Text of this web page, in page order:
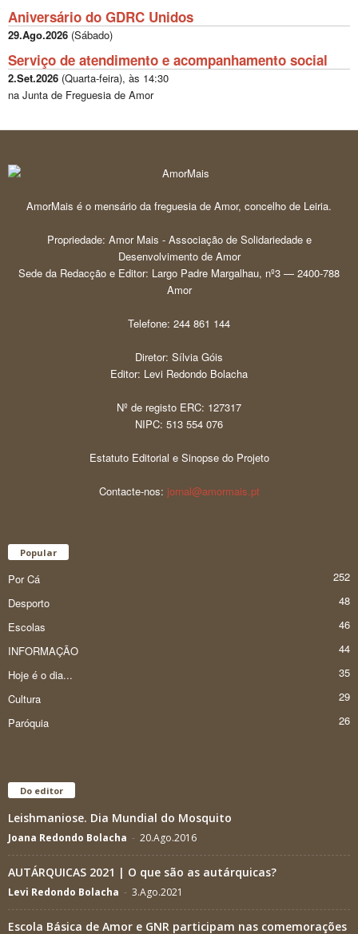
Aniversário do GDRC Unidos
29.Ago.2026 (Sábado)
Serviço de atendimento e acompanhamento social
2.Set.2026 (Quarta-feira), às 14:30
na Junta de Freguesia de Amor
AmorMais é o mensário da freguesia de Amor, concelho de Leiria.
Propriedade: Amor Mais - Associação de Solidariedade e
Desenvolvimento de Amor
Sede da Redacção e Editor: Largo Padre Margalhau, nº3 — 2400-788
Amor
Telefone: 244 861 144
Diretor: Sílvia Góis
Editor: Levi Redondo Bolacha
Nº de registo ERC: 127317
NIPC: 513 554 076
Estatuto Editorial e Sinopse do Projeto
Contacte-nos: jornal@amormais.pt
Popular
Por Cá
252
Desporto
48
Escolas
46
INFORMAÇÃO
44
Hoje é o dia...
35
Cultura
29
Paróquia
26
Do editor
Leishmaniose. Dia Mundial do Mosquito
Joana Redondo Bolacha - 20.Ago.2016
AUTÁRQUICAS 2021 | O que são as autárquicas?
Levi Redondo Bolacha - 3.Ago.2021
Escola Básica de Amor e GNR participam nas comemorações